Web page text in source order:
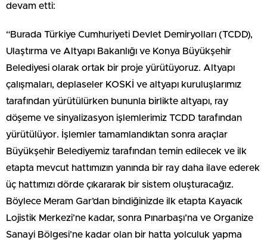
devam etti:
“Burada Türkiye Cumhuriyeti Devlet Demiryolları (TCDD),
Ulaştırma ve Altyapı Bakanlığı ve Konya Büyükşehir
Belediyesi olarak ortak bir proje yürütüyoruz. Altyapı
çalışmaları, deplaseler KOSKİ ve altyapı kuruluşlarımız
tarafından yürütülürken bununla birlikte altyapı, ray
döşeme ve sinyalizasyon işlemlerimiz TCDD tarafından
yürütülüyor. İşlemler tamamlandıktan sonra araçlar
Büyükşehir Belediyemiz tarafından temin edilecek ve ilk
etapta mevcut hattımızın yanında bir ray daha ilave ederek
üç hattımızı dörde çıkararak bir sistem oluşturacağız.
Böylece Meram Gar’dan bindiğinizde ilk etapta Kayacık
Lojistik Merkezi’ne kadar, sonra Pınarbaşı’na ve Organize
Sanayi Bölgesi’ne kadar olan bir hatta yolculuk yapma